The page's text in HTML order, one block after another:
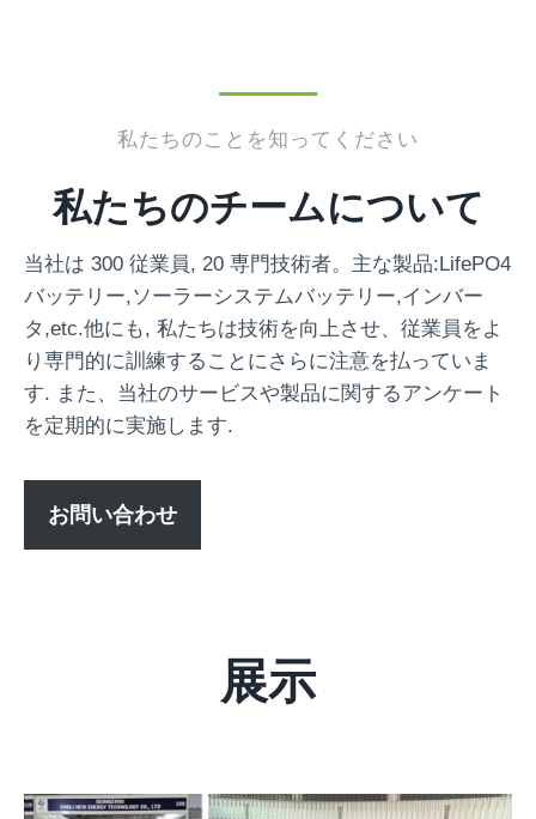
私たちのことを知ってください
私たちのチームについて
当社は 300 従業員, 20 専門技術者。主な製品:LifePO4
バッテリー,ソーラーシステムバッテリー,インバー
タ,etc.他にも, 私たちは技術を向上させ、従業員をよ
り専門的に訓練することにさらに注意を払っていま
す. また、当社のサービスや製品に関するアンケート
を定期的に実施します.
お問い合わせ
展示